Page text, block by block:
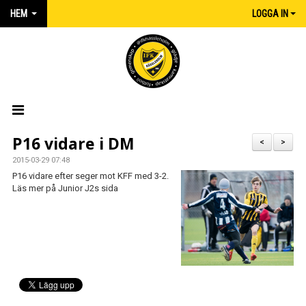
HEM LOGGA IN
HEM
MATCHER
KLUBBSHOP INTERSPORT
>
<
P16 vidare i DM
2015-03-29 07:48
P16 vidare efter seger mot KFF med 3-2.
Läs mer på Junior J2s sida